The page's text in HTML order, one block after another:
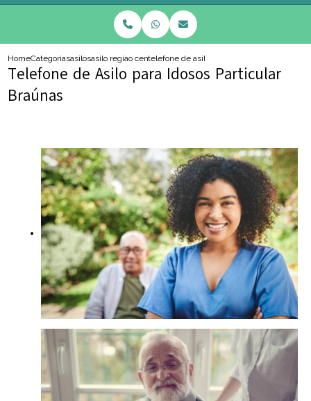
HomeCategoriasasilosasilo regiao centro sultelefone de asilo para idosos particular
Telefone de Asilo para Idosos Particular
Braúnas